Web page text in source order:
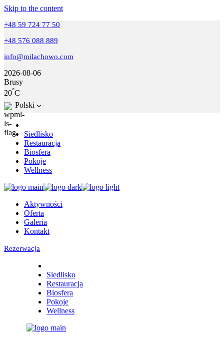
Skip to the content
+48 59 724 77 50
+48 576 088 889
info@milachowo.com
2026-08-06
Brusy
20°C
Polski
Siedlisko
Restauracja
Biosfera
Pokoje
Wellness
Aktywności
Oferta
Galeria
Kontakt
Rezerwacja
Siedlisko
Restauracja
Biosfera
Pokoje
Wellness